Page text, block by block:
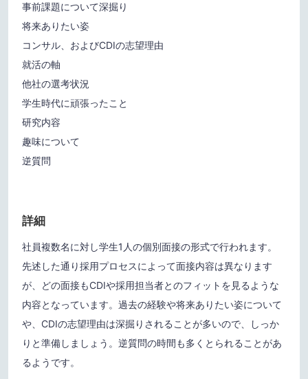
事前課題について深掘り
将来ありたい姿
コンサル、およびCDIの志望理由
就活の軸
他社の選考状況
学生時代に頑張ったこと
研究内容
趣味について
逆質問
詳細
社員複数名に対し学生1人の個別面接の形式で行われます。
先述した通り採用プロセスによって面接内容は異なります
が、どの面接もCDIや採用担当者とのフィットを見るような
内容となっています。過去の経験や将来ありたい姿について
や、CDIの志望理由は深掘りされることが多いので、しっか
りと準備しましょう。逆質問の時間も多くとられることがあ
るようです。